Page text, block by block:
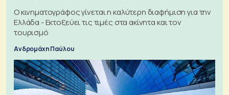
Ο κινηματογράφος γίνεται η καλύτερη διαφήμιση για την
Ελλάδα - Εκτοξεύει τις τιμές στα ακίνητα και τον
τουρισμό
Ανδρομάχη Παύλου